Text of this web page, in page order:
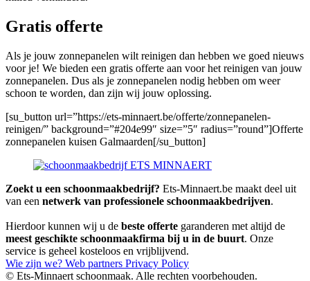
Gratis offerte
Als je jouw zonnepanelen wilt reinigen dan hebben we goed nieuws
voor je! We bieden een gratis offerte aan voor het reinigen van jouw
zonnepanelen. Dus als je zonnepanelen nodig hebben om weer
schoon te worden, dan zijn wij jouw oplossing.
[su_button url=”https://ets-minnaert.be/offerte/zonnepanelen-
reinigen/” background=”#204e99″ size=”5″ radius=”round”]Offerte
zonnepanelen kuisen Galmaarden[/su_button]
Zoekt u een schoonmaakbedrijf? Ets-Minnaert.be maakt deel uit
van een netwerk van professionele schoonmaakbedrijven.
Hierdoor kunnen wij u de beste offerte garanderen met altijd de
meest geschikte schoonmaakfirma bij u in de buurt. Onze
service is geheel kosteloos en vrijblijvend.
Wie zijn we? Web partners Privacy Policy
© Ets-Minnaert schoonmaak. Alle rechten voorbehouden.